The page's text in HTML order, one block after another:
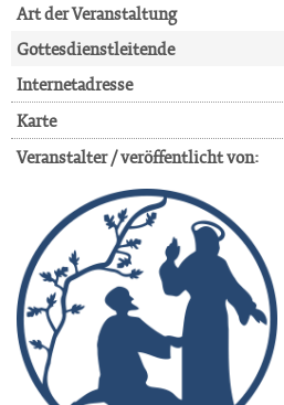
Art der Veranstaltung
Gottesdienstleitende
Internetadresse
Karte
Veranstalter / veröffentlicht von: